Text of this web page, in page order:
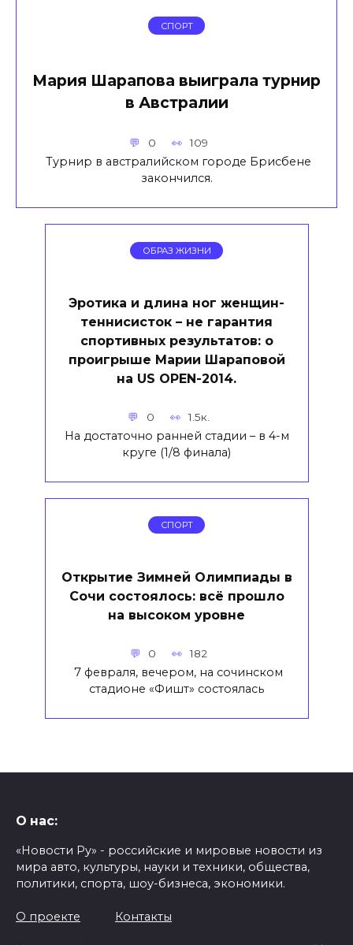
СПОРТ
Мария Шарапова выиграла турнир
в Австралии
0 109
Турнир в австралийском городе Брисбене
закончился.
ОБРАЗ ЖИЗНИ
Эротика и длина ног женщин-
теннисисток – не гарантия
спортивных результатов: о
проигрыше Марии Шараповой
на US OPEN-2014.
0 1.5к.
На достаточно ранней стадии – в 4-м
круге (1/8 финала)
СПОРТ
Открытие Зимней Олимпиады в
Сочи состоялось: всё прошло
на высоком уровне
0 182
7 февраля, вечером, на сочинском
стадионе «Фишт» состоялась
О нас:
«Новости Ру» - российские и мировые новости из
мира авто, культуры, науки и техники, общества,
политики, спорта, шоу-бизнеса, экономики.
О проекте Контакты